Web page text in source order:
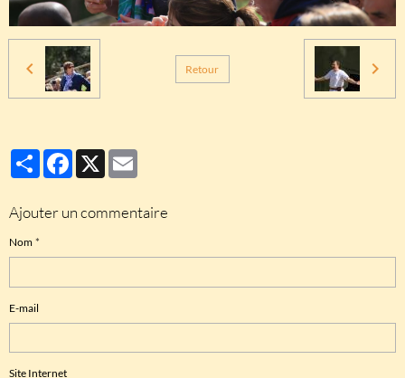
Retour
PartagerFacebook
X
Ajouter un commentaire
Nom
E-mail
Site Internet